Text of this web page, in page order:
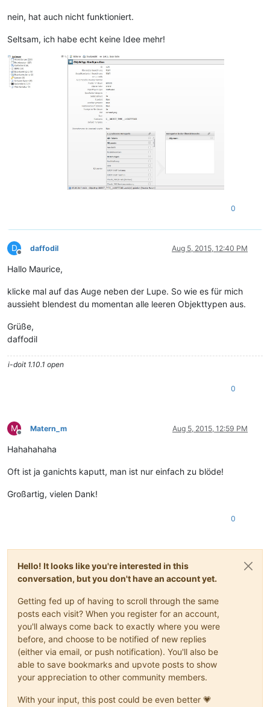
nein, hat auch nicht funktioniert.
Seltsam, ich habe echt keine Idee mehr!
0
D
Offline
daffodil Aug 5, 2015, 12:40 PM
Hallo Maurice,
klicke mal auf das Auge neben der Lupe. So wie es für mich
aussieht blendest du momentan alle leeren Objekttypen aus.
Grüße,
daffodil
i-doit 1.10.1 open
0
M
Offline
Matern_m Aug 5, 2015, 12:59 PM
Hahahahaha
Oft ist ja ganichts kaputt, man ist nur einfach zu blöde!
Großartig, vielen Dank!
0
Hello! It looks like you're interested in this
conversation, but you don't have an account yet.
Getting fed up of having to scroll through the same
posts each visit? When you register for an account,
you'll always come back to exactly where you were
before, and choose to be notified of new replies
(either via email, or push notification). You'll also be
able to save bookmarks and upvote posts to show
your appreciation to other community members.
With your input, this post could be even better 💗